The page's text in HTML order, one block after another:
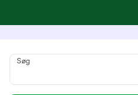
Søg